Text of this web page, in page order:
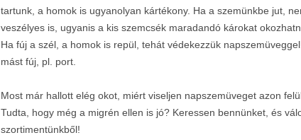
tartunk, a homok is ugyanolyan kártékony. Ha a szemünkbe jut,
veszélyes is, ugyanis a kis szemcsék maradandó károkat
Ha fúj a szél, a homok is repül, tehát védekezzük
mást fúj, pl. port.
Most már hallott elég okot, miért viseljen napszemüveget azon
Tudta, hogy még a migrén ellen is jó? Keressen bennünket, és
szortimentünkből!